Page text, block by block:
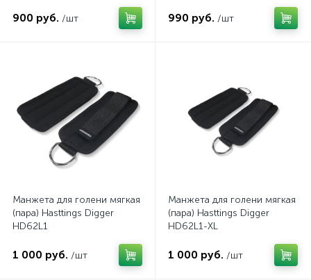
900 руб. /шт 990 руб. /шт
Манжета для голени мягкая
(пара) Hasttings Digger
HD62L1
1 000 руб. /шт
Манжета для голени мягкая
(пара) Hasttings Digger
HD62L1-XL
1 000 руб. /шт